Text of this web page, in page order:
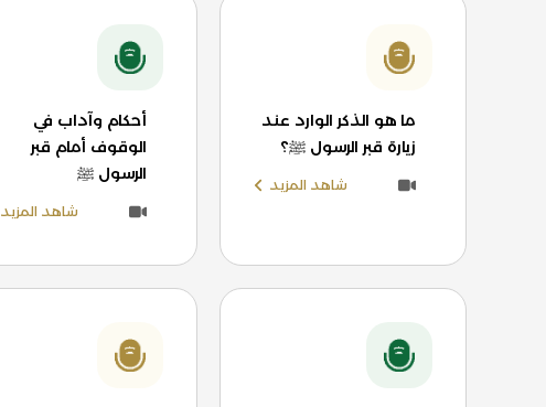
ما هو الذكر الوارد عند
زيارة قبر الرسول ﷺ؟
شاهد المزيد
أحكام وآداب في
الوقوف أمام قبر
الرسول ﷺ
شاهد المزيد